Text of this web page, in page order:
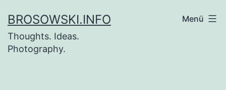
Inhalt
springen
BROSOWSKI.INFO
Thoughts. Ideas.
Photography.
Menü